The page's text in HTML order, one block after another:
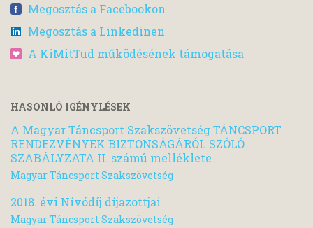
Megosztás a Facebookon
Megosztás a Linkedinen
A KiMitTud működésének támogatása
HASONLÓ IGÉNYLÉSEK
A Magyar Táncsport Szakszövetség TÁNCSPORT
RENDEZVÉNYEK BIZTONSÁGÁRÓL SZÓLÓ
SZABÁLYZATA II. számú melléklete
Magyar Táncsport Szakszövetség
2018. évi Nívódíj díjazottjai
Magyar Táncsport Szakszövetség